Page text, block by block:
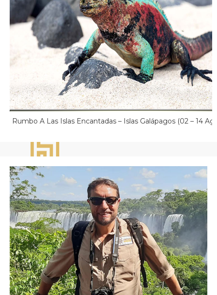
Rumbo A Las Islas Encantadas – Islas Galápagos (02 – 14